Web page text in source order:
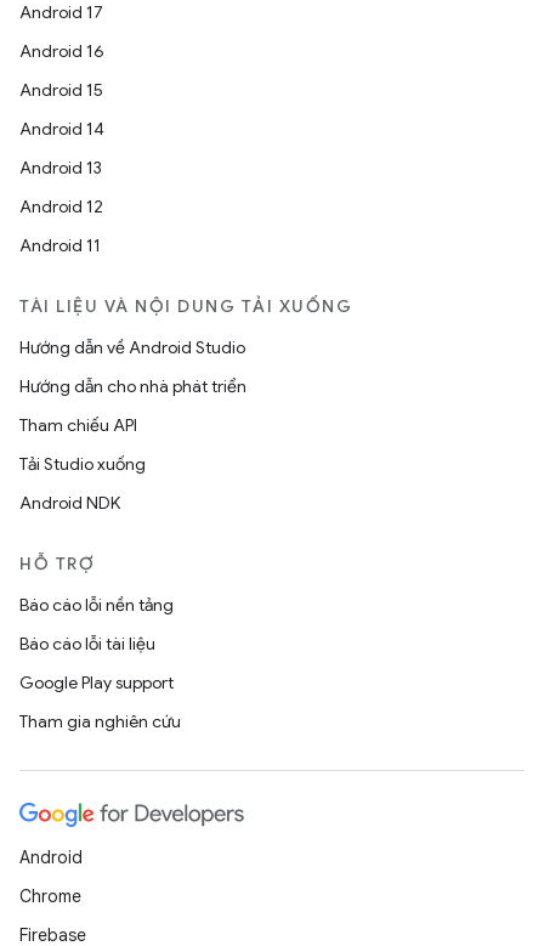
Android 17
Android 16
Android 15
Android 14
Android 13
Android 12
Android 11
TÀI LIỆU VÀ NỘI DUNG TẢI XUỐNG
Hướng dẫn về Android Studio
Hướng dẫn cho nhà phát triển
Tham chiếu API
Tải Studio xuống
Android NDK
HỖ TRỢ
Báo cáo lỗi nền tảng
Báo cáo lỗi tài liệu
Google Play support
Tham gia nghiên cứu
Android
Chrome
Firebase